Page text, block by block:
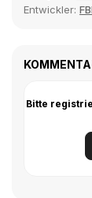
Entwickler:
Bitte